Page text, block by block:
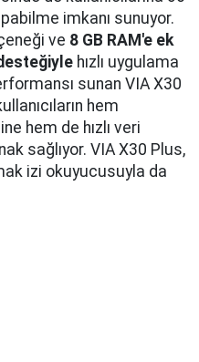
imkanı sunuyor.
ve 8 GB RAM'e ek
hızlı uygulama
sunan VIA X30
hem
hem de hızlı veri
sağlıyor. VIA X30 Plus,
izi okuyucusuyla da